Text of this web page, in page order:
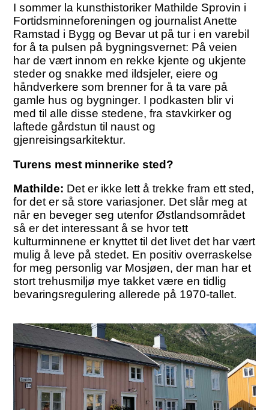
I sommer la kunsthistoriker Mathilde Sprovin i
Fortidsminneforeningen og journalist Anette
Ramstad i Bygg og Bevar ut på tur i en varebil
for å ta pulsen på bygningsvernet: På veien
har de vært innom en rekke kjente og ukjente
steder og snakke med ildsjeler, eiere og
håndverkere som brenner for å ta vare på
gamle hus og bygninger. I podkasten blir vi
med til alle disse stedene, fra stavkirker og
laftede gårdstun til naust og
gjenreisingsarkitektur.
Turens mest minnerike sted?
Mathilde: Det er ikke lett å trekke fram ett sted,
for det er så store variasjoner. Det slår meg at
når en beveger seg utenfor Østlandsområdet
så er det interessant å se hvor tett
kulturminnene er knyttet til det livet det har vært
mulig å leve på stedet. En positiv overraskelse
for meg personlig var Mosjøen, der man har et
stort trehusmiljø mye takket være en tidlig
bevaringsregulering allerede på 1970-tallet.